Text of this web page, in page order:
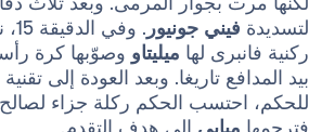
جونيور. وفي الدقيقة 15، نفّذ أردا
لهاميليتاو وصوّبها كرة رأسية قوية
تاريغا. وبعد العودة إلى تقنية الفيديو
الحكم ركلة جزاء لصالح فريقنا
إلى هدف التقدم.